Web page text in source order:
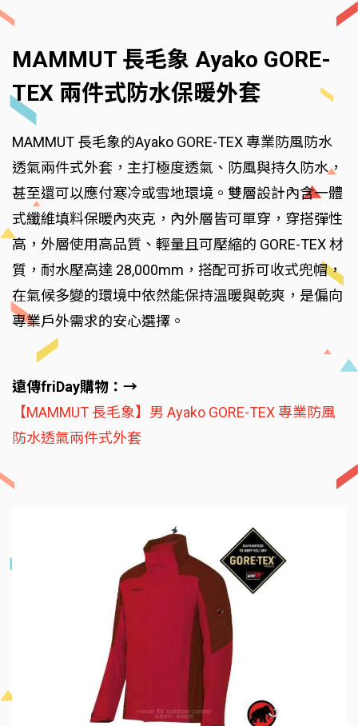
MAMMUT 長毛象 Ayako GORE-
TEX 兩件式防水保暖外套
MAMMUT 長毛象的Ayako GORE-TEX 專業防風防水
透氣兩件式外套，主打極度透氣、防風與持久防水，
甚至還可以應付寒冷或雪地環境。雙層設計內含一體
式纖維填料保暖內夾克，內外層皆可單穿，穿搭彈性
高，外層使用高品質、輕量且可壓縮的 GORE-TEX 材
質，耐水壓高達 28,000mm，搭配可拆可收式兜帽，
在氣候多變的環境中依然能保持溫暖與乾爽，是偏向
專業戶外需求的安心選擇。
遠傳friDay購物：→
【MAMMUT 長毛象】男 Ayako GORE-TEX 專業防風
防水透氣兩件式外套